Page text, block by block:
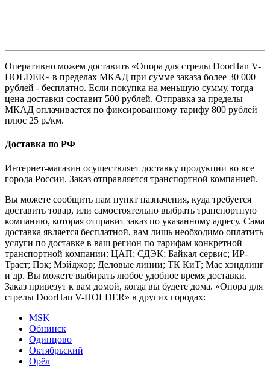
Оперативно можем доставить «Опора для стрелы DoorHan V-
HOLDER» в пределах МКАД при сумме заказа более 30 000
рублей - бесплатно. Если покупка на меньшую сумму, тогда
цена доставки составит 500 рублей. Отправка за пределы
МКАД оплачивается по фиксированному тарифу 800 рублей
плюс 25 р./км.
Доставка по РФ
Интернет-магазин осуществляет доставку продукции во все
города России. Заказ отправляется транспортной компанией.
Вы можете сообщить нам пункт назначения, куда требуется
доставить товар, или самостоятельно выбрать транспортную
компанию, которая отправит заказ по указанному адресу. Сама
доставка является бесплатной, вам лишь необходимо оплатить
услуги по доставке в ваш регион по тарифам конкретной
транспортной компании: ЦАП; СДЭК; Байкал сервис; ИР-
Траст; Пэк; Мэйджор; Деловые линии; ТК КиТ; Мас хэндлинг
и др. Вы можете выбирать любое удобное время доставки.
Заказ привезут к вам домой, когда вы будете дома. «Опора для
стрелы DoorHan V-HOLDER» в других городах:
MSK
Обнинск
Одинцово
Октябрьский
Орёл